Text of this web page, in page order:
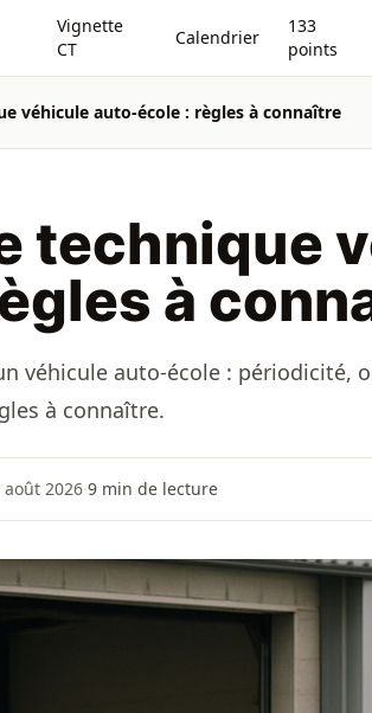
Vignette
CT
Calendrier
133
points
véhicule auto-école : règles à connaître
technique
à
véhicule auto-école : périodicité,
à connaître.
2026·9 min de lecture